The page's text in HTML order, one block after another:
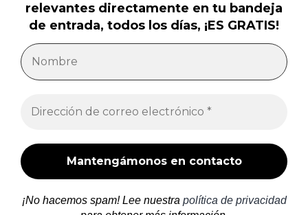
relevantes directamente en tu bandeja
de entrada, todos los días, ¡ES GRATIS!
¡No hacemos spam! Lee nuestra política de privacidad